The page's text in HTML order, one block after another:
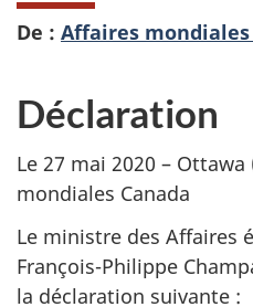
De : Affaires mondiales
Déclaration
Le 27 mai 2020 –
mondiales Canada
Le ministre des Affaires
François-Philippe
la déclaration suivante :